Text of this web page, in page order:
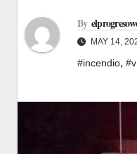
By
MAY 14,
#incendio,